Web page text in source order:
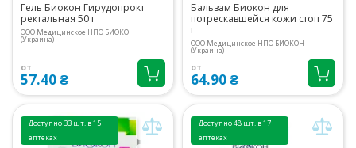
Гель Биокон Гирудопрокт
ректальная 50 г
ООО Медицинское НПО БИОКОН
(Украина)
от
57.40 ₴
Бальзам Биокон для
потрескавшейся кожи стоп 75
г
ООО Медицинское НПО БИОКОН
(Украина)
от
64.90 ₴
Доступно 33 шт. в 15
аптеках
Доступно 48 шт. в 17
аптеках